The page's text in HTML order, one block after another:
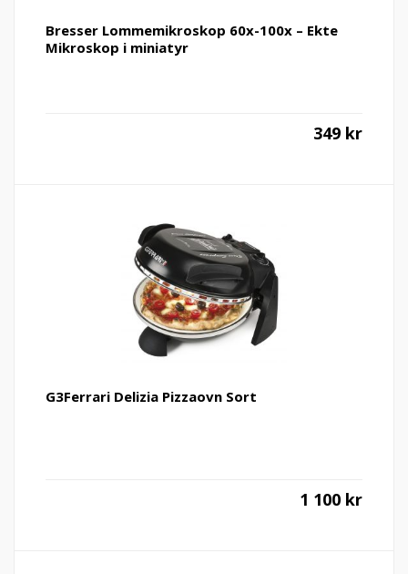
Bresser Lommemikroskop 60x-100x – Ekte
Mikroskop i miniatyr
349 kr
G3Ferrari Delizia Pizzaovn Sort
1 100 kr